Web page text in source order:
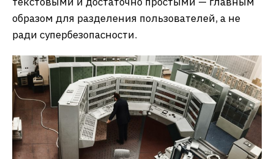
образом для разделения пользователей, а не
ради супербезопасности.